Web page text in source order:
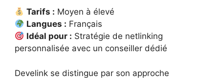
Tarifs : Moyen à élevé
Langues : Français
Idéal pour : Stratégie de netlinking
personnalisée avec un conseiller dédié
Develink se distingue par son approche